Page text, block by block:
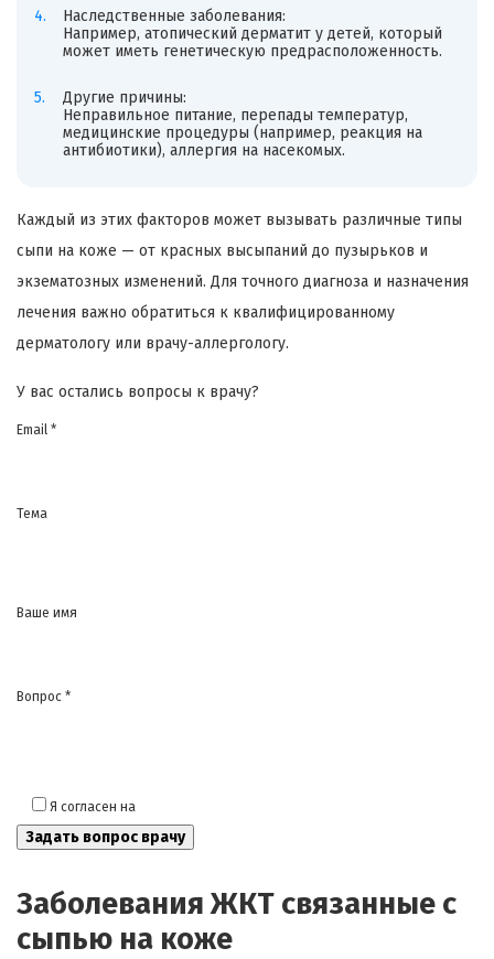
Наследственные заболевания:
Например, атопический дерматит у детей, который
может иметь генетическую предрасположенность.
Другие причины:
Неправильное питание, перепады температур,
медицинские процедуры (например, реакция на
антибиотики), аллергия на насекомых.
Каждый из этих факторов может вызывать различные типы
сыпи на коже — от красных высыпаний до пузырьков и
экзематозных изменений. Для точного диагноза и назначения
лечения важно обратиться к квалифицированному
дерматологу или врачу-аллергологу.
У вас остались вопросы к врачу?
Email *
Тема
Ваше имя
Вопрос *
Я согласен на
Заболевания ЖКТ связанные с
сыпью на коже